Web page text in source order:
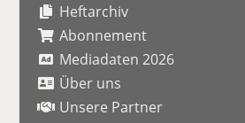
Heftarchiv
Abonnement
Mediadaten 2026
Über uns
Unsere Partner